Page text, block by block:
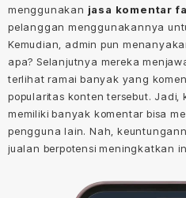
menggunakan jasa komentar
pelanggan menggunakannya
Kemudian, admin pun
apa? Selanjutnya mereka
terlihat ramai banyak yang
popularitas konten tersebut.
memiliki banyak komentar bisa
pengguna lain. Nah,
jualan berpotensi meningkatkan